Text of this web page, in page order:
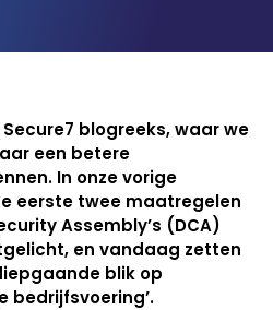
blogreeks, waar we
een betere
In onze vorige
eerste twee maatregelen
Assembly’s (DCA)
en vandaag zetten
blik op
bedrijfsvoering’.